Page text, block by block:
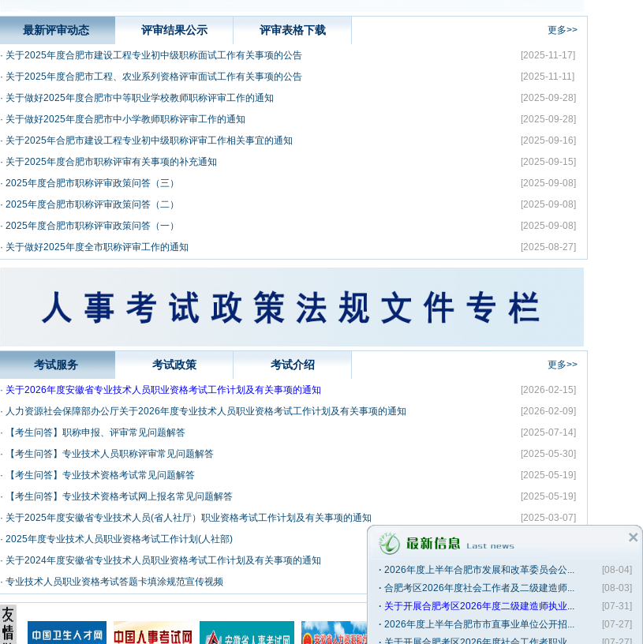
最新评审动态 评审结果公示 评审表格下载 更多>>
· 关于2025年度合肥市建设工程专业初中级职称面试工作有关事项的公告
[2025-11-17]
· 关于2025年度合肥市工程、农业系列资格评审面试工作有关事项的公告
[2025-11-11]
· 关于做好2025年度合肥市中等职业学校教师职称评审工作的通知
[2025-09-28]
· 关于做好2025年度合肥市中小学教师职称评审工作的通知
[2025-09-28]
· 关于2025年合肥市建设工程专业初中级职称评审工作相关事宜的通知
[2025-09-16]
· 关于2025年度合肥市职称评审有关事项的补充通知
[2025-09-15]
· 2025年度合肥市职称评审政策问答（三）
[2025-09-08]
· 2025年度合肥市职称评审政策问答（二）
[2025-09-08]
· 2025年度合肥市职称评审政策问答（一）
[2025-09-08]
· 关于做好2025年度全市职称评审工作的通知 [2025-08-27]
考试服务 考试政策 考试介绍 更多>>
· 关于2026年度安徽省专业技术人员职业资格考试工作计划及有关事项的通知
[2026-02-15]
· 人力资源社会保障部办公厅关于2026年度专业技术人员职业资格考试工作计划及有关事项的通知
[2026-02-09]
·
【考生问答】职称申报、评审常见问题解答
[2025-07-14]
·
【考生问答】专业技术人员职称评审常见问题解答
[2025-05-30]
·
【考生问答】专业技术资格考试常见问题解答
[2025-05-19]
·
【考生问答】专业技术资格考试网上报名常见问题解答
[2025-05-19]
· 关于2025年度安徽省专业技术人员(省人社厅）职业资格考试工作计划及有关事项的通知
[2025-03-07]
· 2025年度专业技术人员职业资格考试工作计划(人社部)
· 关于2024年度安徽省专业技术人员职业资格考试工作计划及有关事项的通知
· 专业技术人员职业资格考试答题卡填涂规范宣传视频 [2023-11-28]
· 2026年度上半年合肥市发展和改革委员会公...
[08-04]
· 合肥考区2026年度社会工作者及二级建造师...
[08-03]
· 关于开展合肥考区2026年度二级建造师执业...
[07-31]
· 2026年度上半年合肥市市直事业单位公开招...
[07-27]